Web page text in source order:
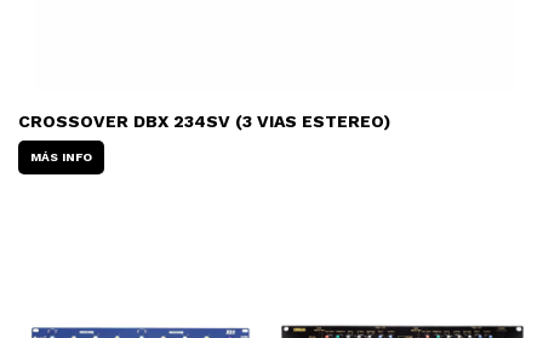
CROSSOVER DBX 234SV (3 VIAS ESTEREO)
MÁS INFO